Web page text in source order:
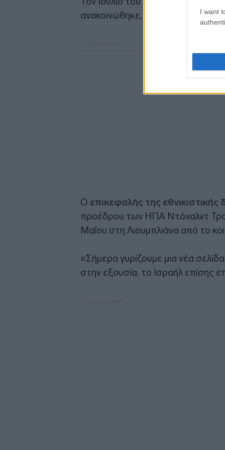
I want
ανακοινώθηκε, λόγω του
Ο επικεφαλής της εθνικιστικής
προέδρου των ΗΠΑ Ντόναλντ
Μαΐου στη Λιουμπλιάνα από το
«Σήμερα γυρίζουμε μια νέα
στην εξουσία, το Ισραήλ επίσης